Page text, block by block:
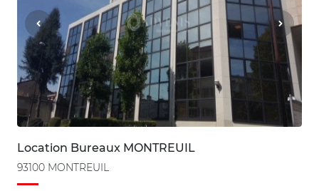
Location Bureaux MONTREUIL
93100 MONTREUIL